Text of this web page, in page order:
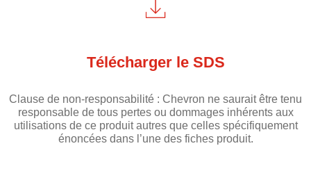
Télécharger le SDS
Clause de non-responsabilité : Chevron ne saurait être tenu
responsable de tous pertes ou dommages inhérents aux
utilisations de ce produit autres que celles spécifiquement
énoncées dans l’une des fiches produit.